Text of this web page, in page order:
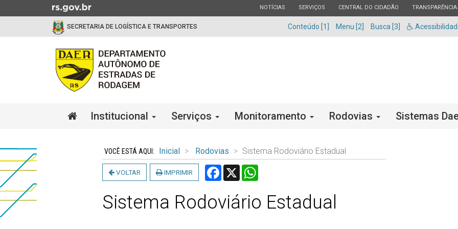
para
ESTADO
NOTÍCIAS ESTADO
SERVIÇOS ESTADO
CENTRAL DO CIDADÃO ESTADO
TRANSPARÊNCIA
SECRETARIA DE LOGÍSTICA E TRANSPORTES Conteúdo [1] Menu [2] Busca [3]
Institucional Serviços Monitoramento Rodovias Sistemas
do
conteúdo
Inicial Rodovias Sistema Rodoviário Estadual
VOLTAR IMPRIMIR Facebook
X WhatsApp
Sistema Rodoviário Estadual